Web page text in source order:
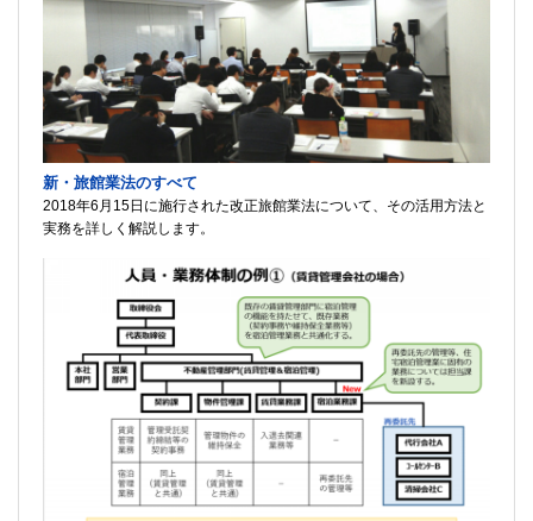
新・旅館業法のすべて
2018年6月15日に施行された改正旅館業法について、その活用方法と
実務を詳しく解説します。